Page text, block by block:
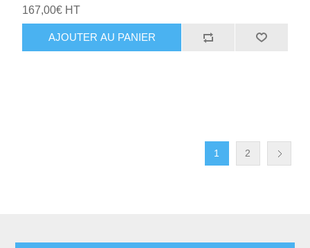
167,00€ HT
AJOUTER AU PANIER
1 2